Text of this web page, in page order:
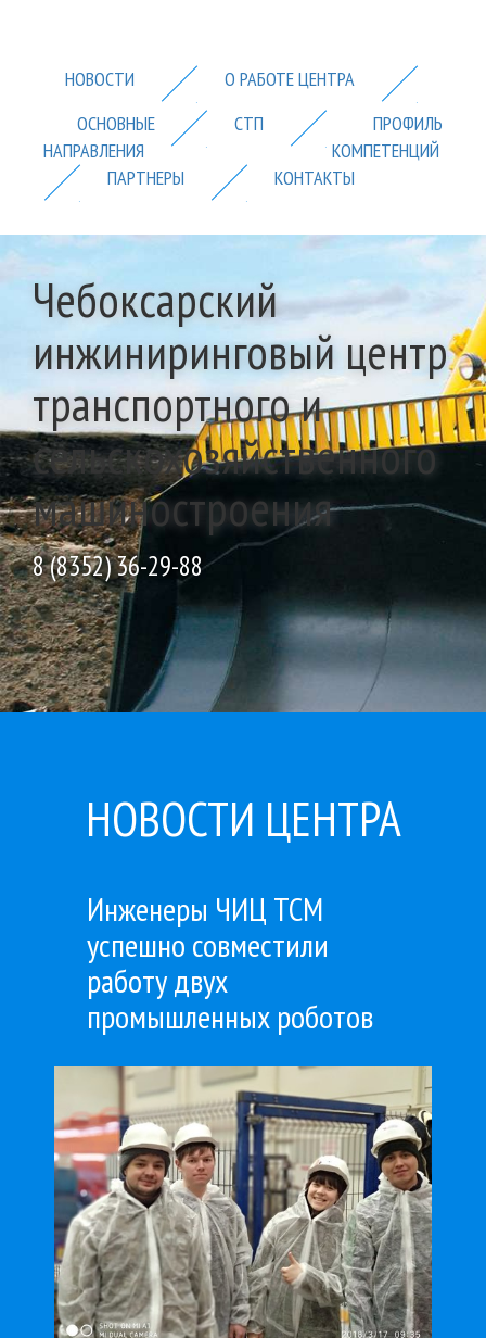
НОВОСТИ
О РАБОТЕ ЦЕHТРА
ОСНОВНЫЕ
НАПРАВЛЕНИЯ
СТП
ПРОФИЛЬ
КОМПЕТЕНЦИЙ
ПАРТНЕРЫ
КОНТАКТЫ
Чебоксарский
инжиниринговый центр
транспортного и
сельскохозяйственного
машиностроения
8 (8352) 36-29-88
НОВОСТИ ЦЕНТРА
Инженеры ЧИЦ ТСМ
успешно совместили
работу двух
промышленных роботов